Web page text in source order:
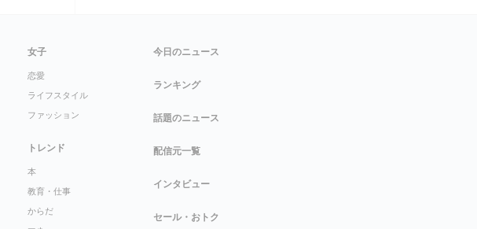
女子
恋愛
ライフスタイル
ファッション
トレンド
本
教育・仕事
からだ
今日のニュース
ランキング
話題のニュース
配信元一覧
インタビュー
セール・おトク